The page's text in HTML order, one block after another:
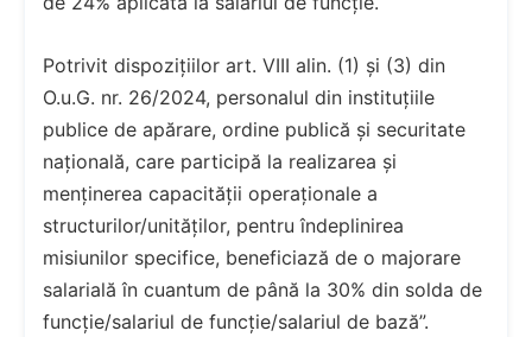
Potrivit dispozițiilor art. VIII alin. (1) și (3) din
O.u.G. nr. 26/2024, personalul din instituțiile
publice de apărare, ordine publică și securitate
națională, care participă la realizarea și
menținerea capacității operaționale a
structurilor/unităților, pentru îndeplinirea
misiunilor specifice, beneficiază de o majorare
salarială în cuantum de până la 30% din solda de
funcție/salariul de funcție/salariul de bază”.